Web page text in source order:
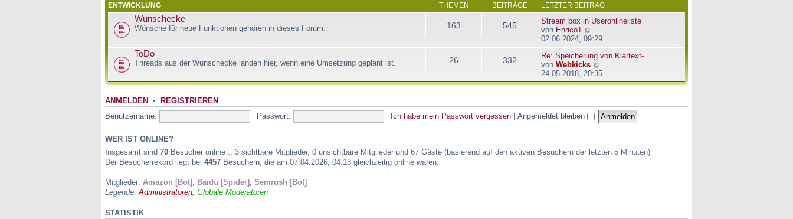
a
B
e
i
t
a
g
s
t
e
r
B
e
t
ENTWICKLUNG THEMEN BEITRÄGE LETZTER BEITRAG
Wunschecke
Wünsche für neue Funktionen gehören in dieses Forum. 163 545
Stream box in Useronlineliste
von Enrico1
e
u
e
s
t
e
e
a
g
02.06.2024, 09:29
ToDo
Threads aus der Wunschecke landen hier, wenn eine Umsetzung geplant ist. 26 332
Re: Speicherung von Klartext-…
von Webkicks
e
u
t
e
r
e
i
24.05.2018, 20:35
ANMELDEN • REGISTRIEREN
Benutzername: Passwort: Ich habe mein Passwort vergessen Angemeldet bleiben
WER IST ONLINE?
Insgesamt sind 70 Besucher online :: 3 sichtbare Mitglieder, 0 unsichtbare Mitglieder und 67 Gäste (basierend auf den aktiven Besuchern der letzten 5 Minuten)
Der Besucherrekord liegt bei 4457 Besuchern, die am 07.04.2026, 04:13 gleichzeitig online waren.
Mitglieder: Amazon [Bot] Baidu [Spider]
Semrush [Bot]
Legende: Administratoren Globale Moderatoren
STATISTIK